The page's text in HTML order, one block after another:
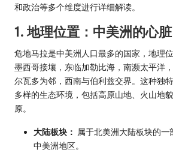
和政治等多个维度进行详细解读。
1. 地理位置：中美洲的心脏
危地马拉是中美洲人口最多的国家，地理
墨西哥接壤，东临加勒比海，南濒太平洋
尔瓦多为邻，西南与伯利兹交界。这种独
多样的生态环境，包括高原山地、火山地
原。
大陆板块： 属于北美洲大陆板块的
中美洲地区。